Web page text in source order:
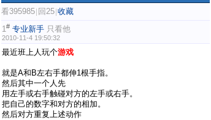
看395985 回25 收藏
1# 专业新手 只看他
2010-11-4 19:50:32
最近班上人玩个游戏
就是A和B左右手都伸1根手指。
然后其中一个人先
用左手或右手触碰对方的左手或右手。
把自己的数字和对方的相加。
然后对方重复上述动作